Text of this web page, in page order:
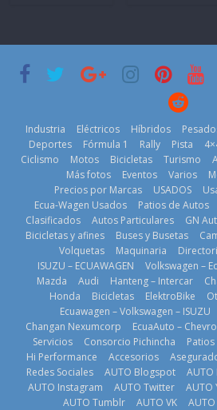
historia
11 de julio de
BMW, Toyota,
Bosch y
prueban flota
que usa
gasolina 100%
renovable
25 de julio de
2026
2026
La Vuelta al
Ecuador 2026,
edición 47ª,
recorre 7
provincias en 8
días
1 de agosto de
2026
Industria Eléctricos Híbridos
Deportes
Fórmula 1 Rally Pista
Ciclismo
Motos Bicicletas Turismo
Más fotos
Eventos Varios
Precios por Marcas
USADOS
Ecua-Wagen Usados
Patios de Autos
Clasificados
Autos Particulares GN
Bicicletas y afines
Buses y Busetas
Volquetas
Maquinaria
ISUZU – ECUAWAGEN
Volkswagen –
Mazda
Audi Hanteng – Intercar
Honda
Bicicletas ElektroBike
Ecuawagen – Volkswagen – ISUZU
Changan Nexumcorp
EcuaAuto –
Servicios
Consorcio Pichincha
Hi Performance
Accesorios
Redes Sociales
AUTO Blogspot AUTO
AUTO Instagram
AUTO Twitter AUTO
AUTO Tumblr
AUTO VK